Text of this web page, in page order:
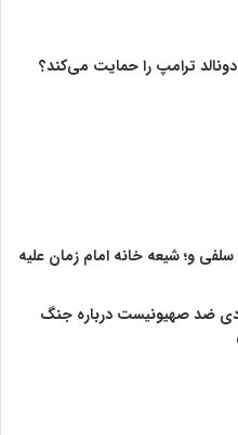
ترامپ را حمایت می‌کند؟
و؛ شیعه خانه امام زمان علیه
ضد صهیونیست درباره جنگ